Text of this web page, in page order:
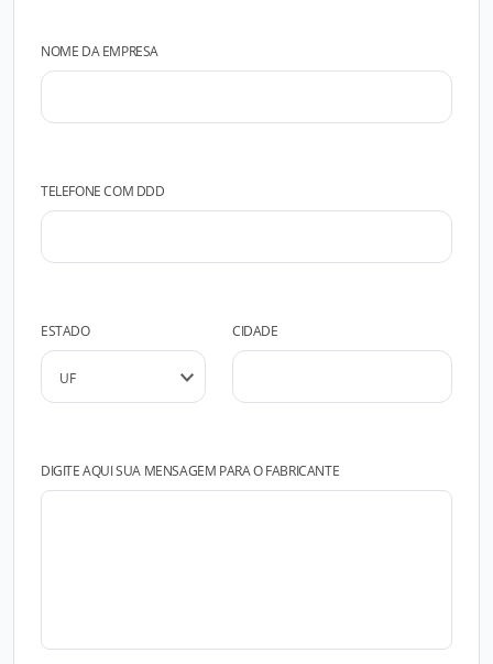
NOME DA EMPRESA
TELEFONE COM DDD
ESTADO CIDADE
DIGITE AQUI SUA MENSAGEM PARA O FABRICANTE